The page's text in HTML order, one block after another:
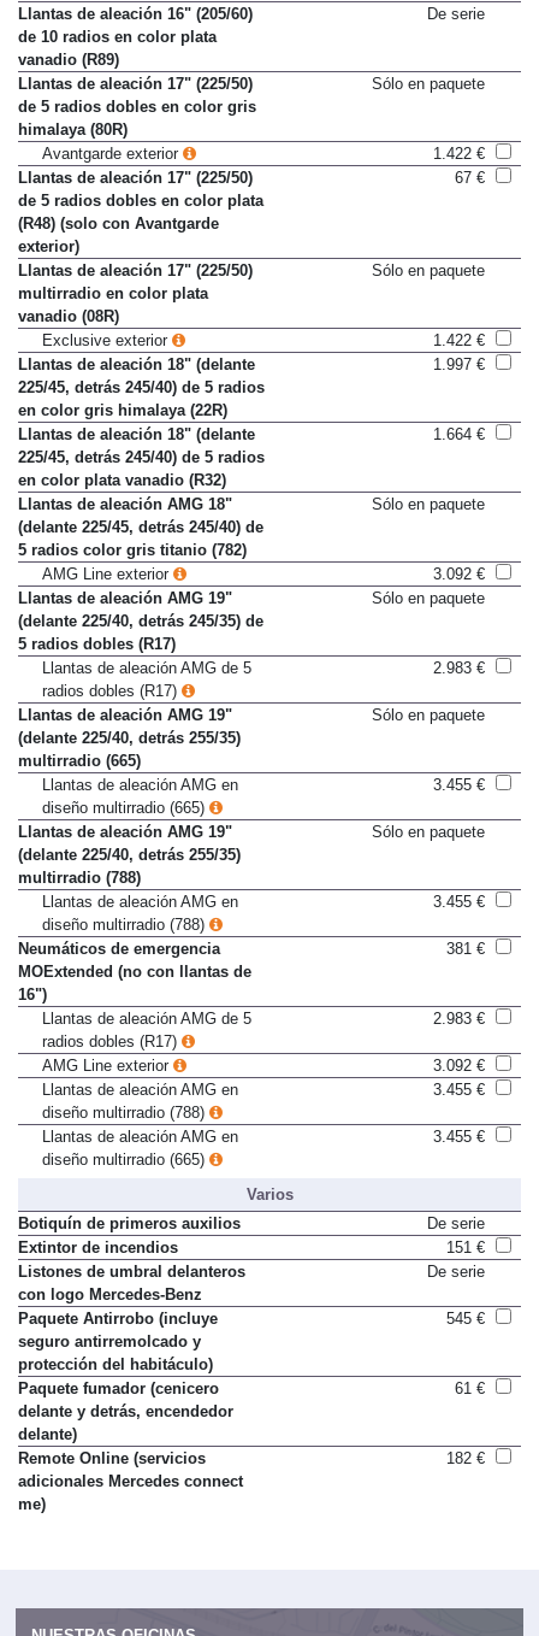
Llantas de aleación 16" (205/60)
de 10 radios en color plata
vanadio (R89)
De serie
Llantas de aleación 17" (225/50)
de 5 radios dobles en color gris
himalaya (80R)
Sólo en paquete
Avantgarde exterior
1.422 €
Llantas de aleación 17" (225/50)
de 5 radios dobles en color plata
(R48) (solo con Avantgarde
exterior)
67 €
Llantas de aleación 17" (225/50)
multirradio en color plata
vanadio (08R)
Sólo en paquete
Exclusive exterior
1.422 €
Llantas de aleación 18" (delante
225/45, detrás 245/40) de 5 radios
en color gris himalaya (22R)
1.997 €
Llantas de aleación 18" (delante
225/45, detrás 245/40) de 5 radios
en color plata vanadio (R32)
1.664 €
Llantas de aleación AMG 18"
(delante 225/45, detrás 245/40) de
5 radios color gris titanio (782)
Sólo en paquete
AMG Line exterior
3.092 €
Llantas de aleación AMG 19"
(delante 225/40, detrás 245/35) de
5 radios dobles (R17)
Sólo en paquete
Llantas de aleación AMG de 5
radios dobles (R17)
2.983 €
Llantas de aleación AMG 19"
(delante 225/40, detrás 255/35)
multirradio (665)
Sólo en paquete
Llantas de aleación AMG en
diseño multirradio (665)
3.455 €
Llantas de aleación AMG 19"
(delante 225/40, detrás 255/35)
multirradio (788)
Sólo en paquete
Llantas de aleación AMG en
diseño multirradio (788)
3.455 €
Neumáticos de emergencia
MOExtended (no con llantas de
16")
381 €
Llantas de aleación AMG de 5
radios dobles (R17)
2.983 €
AMG Line exterior
3.092 €
Llantas de aleación AMG en
diseño multirradio (788)
3.455 €
Llantas de aleación AMG en
diseño multirradio (665)
3.455 €
Varios
Botiquín de primeros auxilios
De serie
Extintor de incendios
151 €
Listones de umbral delanteros
con logo Mercedes-Benz
De serie
Paquete Antirrobo (incluye
seguro antirremolcado y
protección del habitáculo)
545 €
Paquete fumador (cenicero
delante y detrás, encendedor
delante)
61 €
Remote Online (servicios
adicionales Mercedes connect
me)
182 €